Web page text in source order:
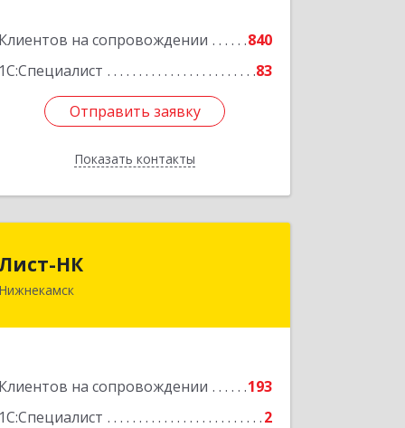
Клиентов на сопровождении
840
1С:Специалист
83
Отправить заявку
Показать контакты
Отправить заявку
Назад
НК
Нижнекамск
Клиентов на сопровождении
193
1С:Специалист
2
Подробнее